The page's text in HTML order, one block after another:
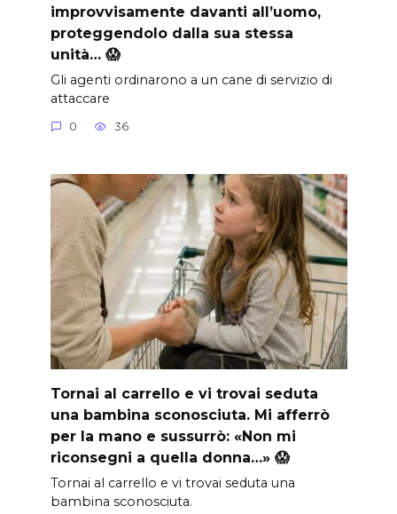
improvvisamente davanti all’uomo,
proteggendolo dalla sua stessa
unità… 😱
Gli agenti ordinarono a un cane di servizio di
attaccare
0 36
Tornai al carrello e vi trovai seduta
una bambina sconosciuta. Mi afferrò
per la mano e sussurrò: «Non mi
riconsegni a quella donna…» 😱
Tornai al carrello e vi trovai seduta una
bambina sconosciuta.